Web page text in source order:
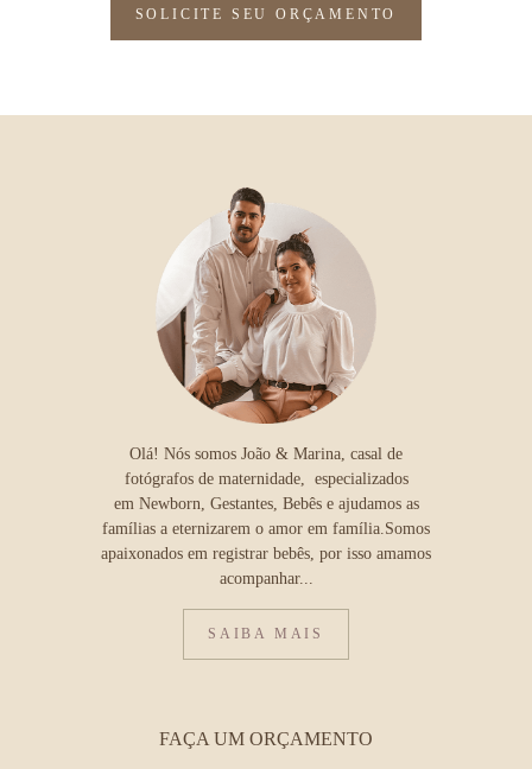
SOLICITE SEU ORÇAMENTO
Olá! Nós somos João & Marina, casal de
fotógrafos de maternidade, especializados
em Newborn, Gestantes, Bebês e ajudamos as
famílias a eternizarem o amor em família.Somos
apaixonados em registrar bebês, por isso amamos
acompanhar...
SAIBA MAIS
FAÇA UM ORÇAMENTO